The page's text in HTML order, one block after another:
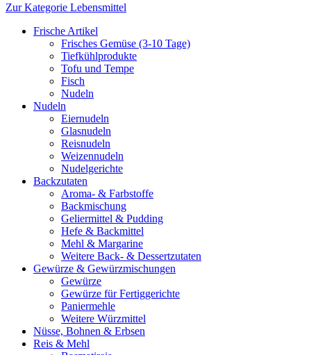
Zur Kategorie Lebensmittel
Frische Artikel
Frisches Gemüse (3-10 Tage)
Tiefkühlprodukte
Tofu und Tempe
Fisch
Nudeln
Nudeln
Eiernudeln
Glasnudeln
Reisnudeln
Weizennudeln
Nudelgerichte
Backzutaten
Aroma- & Farbstoffe
Backmischung
Geliermittel & Pudding
Hefe & Backmittel
Mehl & Margarine
Weitere Back- & Dessertzutaten
Gewürze & Gewürzmischungen
Gewürze
Gewürze für Fertiggerichte
Paniermehle
Weitere Würzmittel
Nüsse, Bohnen & Erbsen
Reis & Mehl